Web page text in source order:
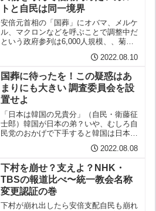
トと自民は同一境界
安倍元首相の「国葬」にオバマ、メルケ
ル、マクロンなどを呼ぶことで調整中だ
という政府参列は6,000人規模、、菊の
消える血税約37億円 2022/08/08 女性自
身 これだけ国葬に値しない人物に最も国
葬に...
2022.08.10
国葬に待ったを！この疑惑はあ
まりにも大きい 調査委員会を設
置せよ
「日本は韓国の兄貴分」（自民・衛藤征
士郎）韓国が日本の弟？いや、むしろ自
民党のおかげで下手すると韓国は日本の
衛藤・元衆院副議長の不見識、無神経
「韓国はある意味では兄弟国。はっきり
言って、日本は兄貴分だ」自...
2022.08.08
下村を崩せ？支えよ？NHK・
TBSの報道比べ〜統一教会名称
変更認証の巻
下村が崩れ出したら安倍支配自民も崩れ